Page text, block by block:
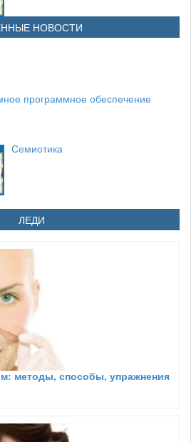
НОВОСТИ
программное обеспечение
Семиотика
ЛЕДИ
методы, способы, упражнения